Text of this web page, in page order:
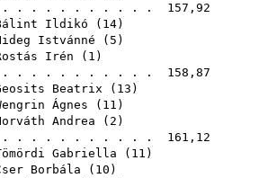
. . . . . . . . . . 157,92
Ildikó ( 14)
Istvánné ( 5 )
Irén ( 1 )
. . . . . . . . . . 158,87
Beatrix ( 13 )
Ágnes ( 11 )
Andrea ( 2 )
. . . . . . . . . . 161,12
Gabriella ( 11 )
Borbála ( 10 )